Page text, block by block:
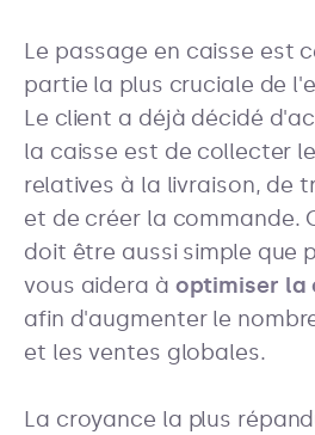
Le passage en caisse est
partie la plus cruciale de
Le client a déjà décidé
la caisse est de collecter
relatives à la livraison, de
et de créer la commande.
doit être aussi simple que
vous aidera à optimiser la
afin d'augmenter le
et les ventes globales.
La croyance la plus